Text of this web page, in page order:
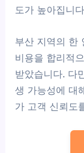
도가 높아집니
부산 지역의 한
비용을 합리적
받았습니다. 다
생 가능성에 대
가 고객 신뢰도